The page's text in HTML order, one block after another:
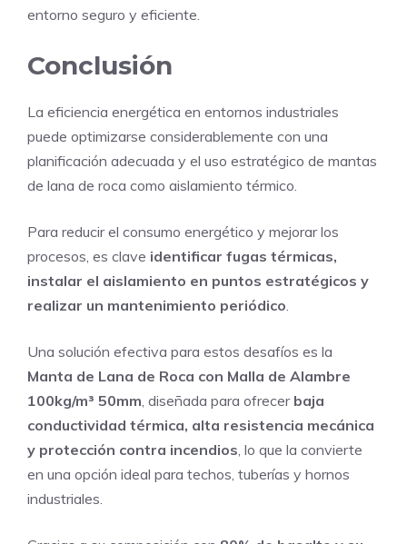
entorno seguro y eficiente.
Conclusión
La eficiencia energética en entornos industriales
puede optimizarse considerablemente con una
planificación adecuada y el uso estratégico de mantas
de lana de roca como aislamiento térmico.
Para reducir el consumo energético y mejorar los
procesos, es clave identificar fugas térmicas,
instalar el aislamiento en puntos estratégicos y
realizar un mantenimiento periódico
Una solución efectiva para estos desafíos es la
Manta de Lana de Roca con Malla de Alambre
100kg/m³ 50mm , diseñada para ofrecer baja
conductividad térmica, alta resistencia mecánica
y protección contra incendios , lo que la convierte
en una opción ideal para techos, tuberías y hornos
industriales.